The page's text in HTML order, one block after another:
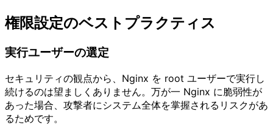
権限設定のベストプラクティス
実行ユーザーの選定
セキュリティの観点から、Nginx を root ユーザーで実行し
続けるのは望ましくありません。万が一 Nginx に脆弱性が
あった場合、攻撃者にシステム全体を掌握されるリスクがあ
るためです。